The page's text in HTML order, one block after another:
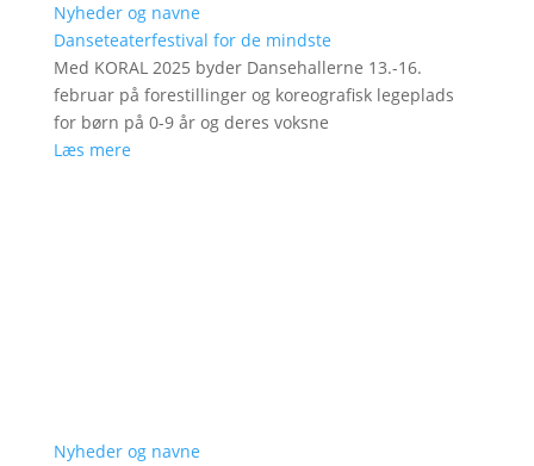
Nyheder og navne
Danseteaterfestival for de mindste
Med KORAL 2025 byder Dansehallerne 13.-16.
februar på forestillinger og koreografisk legeplads
for børn på 0-9 år og deres voksne
Læs mere
Nyheder og navne